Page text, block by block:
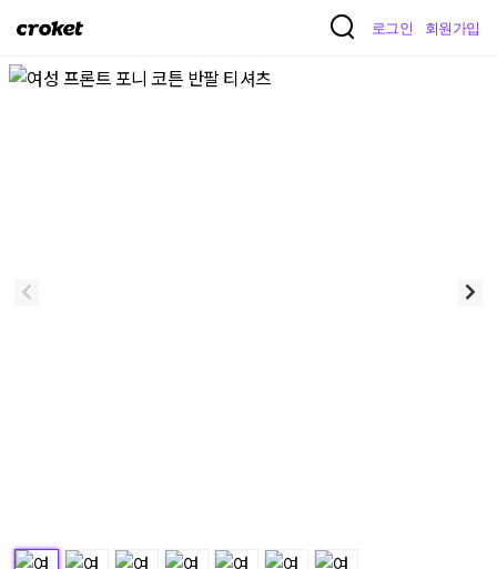
크
켓
로그인 회원가입